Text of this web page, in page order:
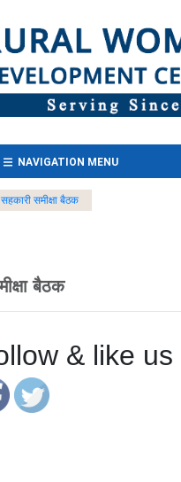
NAVIGATION MENU(CURRENT)
समीक्षा बैठक
बैठक
& like us